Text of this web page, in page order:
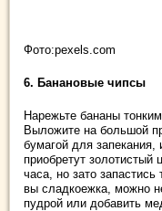
Фото:pexels.com
6. Банановые чипсы
Нарежьте бананы
Выложите на большой
бумагой для запекания,
приобретут
часа, но зато
вы сладкоежка, можно
пудрой или добавить